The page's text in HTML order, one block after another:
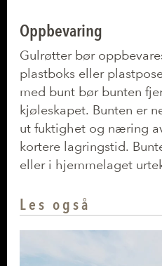
Oppbevaring
Gulrøtter bør
plastboks eller
med bunt bør bunten
kjøleskapet. Bunten er
ut fuktighet og næring
kortere lagringstid.
eller i hjemmelaget
Les også